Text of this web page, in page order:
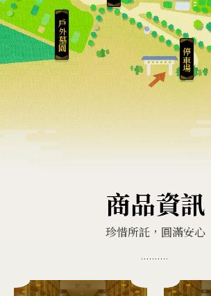
戶外墓園
停車場
商品資訊
珍惜所託，圓滿安心